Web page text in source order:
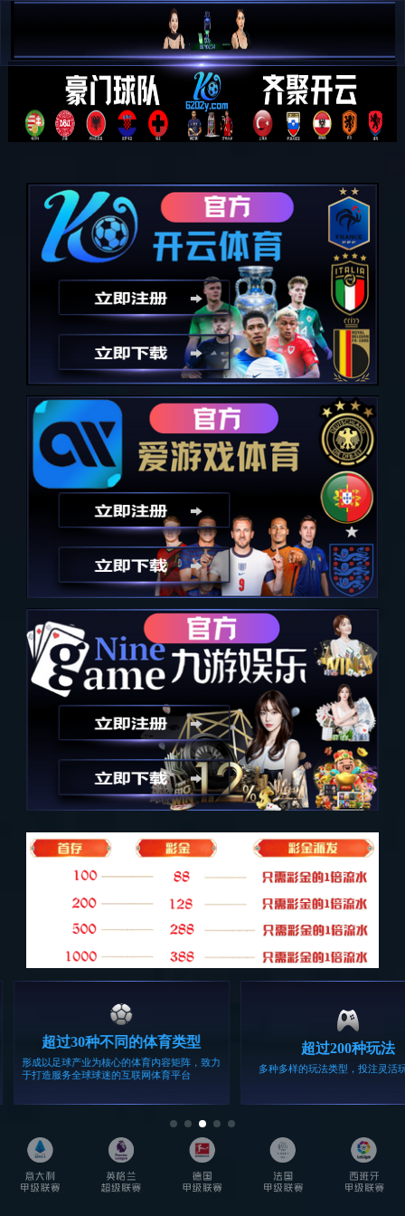
PG娱乐-科技赋能场景,让娱乐更
有趣!
汽水音乐潮音派对
下一个
详细内容